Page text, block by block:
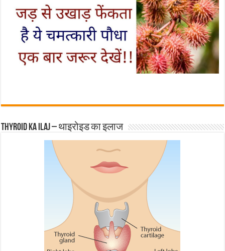
Thyroid ka ilaj – थाइरोइड का इलाज